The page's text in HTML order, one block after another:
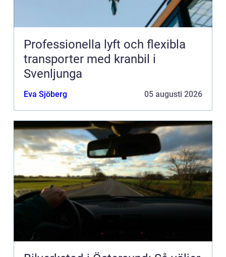
Professionella lyft och flexibla
transporter med kranbil i
Svenljunga
Eva Sjöberg 05 augusti 2026